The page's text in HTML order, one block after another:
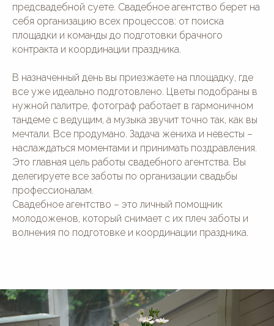
предсвадебной суете. Свадебное агентство берет на
себя организацию всех процессов: от поиска
площадки и команды до подготовки брачного
контракта и координации праздника.
В назначенный день вы приезжаете на площадку, где
все уже идеально подготовлено. Цветы подобраны в
нужной палитре, фотограф работает в гармоничном
тандеме с ведущим, а музыка звучит точно так, как вы
мечтали. Все продумано. Задача жениха и невесты –
наслаждаться моментами и принимать поздравления.
Это главная цель работы свадебного агентства. Вы
делегируете все заботы по организации свадьбы
профессионалам.
Свадебное агентство – это личный помощник
молодоженов, который снимает с их плеч заботы и
волнения по подготовке и координации праздника.